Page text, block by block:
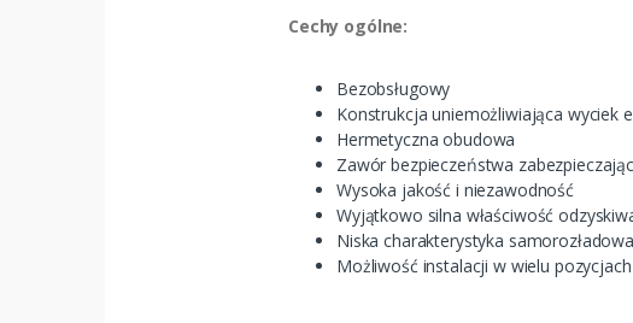
Cechy ogólne:
Bezobsługowy
Konstrukcja uniemożliwiająca wyciek
Hermetyczna obudowa
Zawór bezpieczeństwa
Wysoka jakość i niezawodność
Wyjątkowo silna właściwość
Niska charakterystyka
Możliwość instalacji w wielu pozycjach